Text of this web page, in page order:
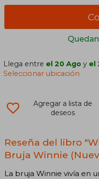
Llega entre el 20 Ago y el
Seleccionar ubicación
Agregar a lista de
deseos
Reseña del libro
Bruja Winnie
La bruja Winnie vivía en